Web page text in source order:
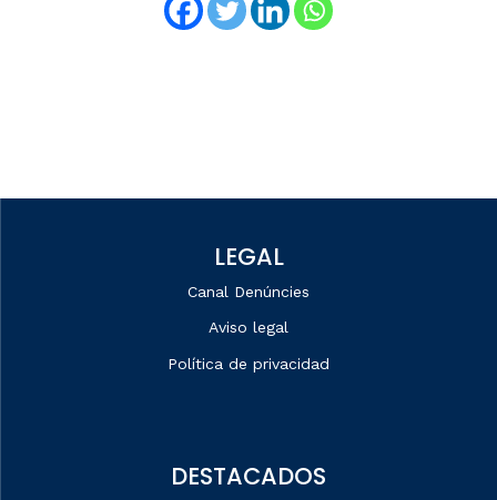
LEGAL
Canal Denúncies
Aviso legal
Política de privacidad
DESTACADOS